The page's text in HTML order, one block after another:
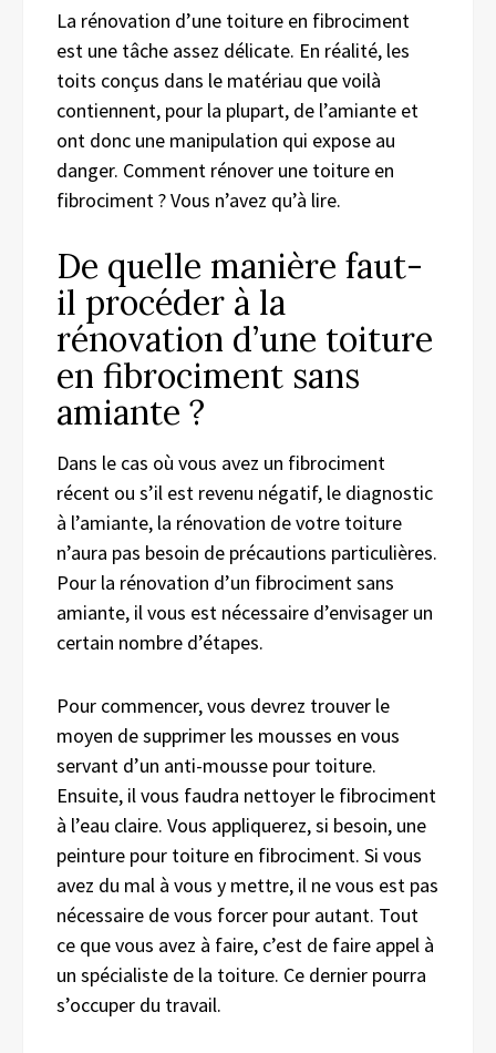
La rénovation d’une toiture en fibrociment
est une tâche assez délicate. En réalité, les
toits conçus dans le matériau que voilà
contiennent, pour la plupart, de l’amiante et
ont donc une manipulation qui expose au
danger. Comment rénover une toiture en
fibrociment ? Vous n’avez qu’à lire.
De quelle manière faut-
il procéder à la
rénovation d’une toiture
en fibrociment sans
amiante ?
Dans le cas où vous avez un fibrociment
récent ou s’il est revenu négatif, le diagnostic
à l’amiante, la rénovation de votre toiture
n’aura pas besoin de précautions particulières.
Pour la rénovation d’un fibrociment sans
amiante, il vous est nécessaire d’envisager un
certain nombre d’étapes.
Pour commencer, vous devrez trouver le
moyen de supprimer les mousses en vous
servant d’un anti-mousse pour toiture.
Ensuite, il vous faudra nettoyer le fibrociment
à l’eau claire. Vous appliquerez, si besoin, une
peinture pour toiture en fibrociment. Si vous
avez du mal à vous y mettre, il ne vous est pas
nécessaire de vous forcer pour autant. Tout
ce que vous avez à faire, c’est de faire appel à
un spécialiste de la toiture. Ce dernier pourra
s’occuper du travail.